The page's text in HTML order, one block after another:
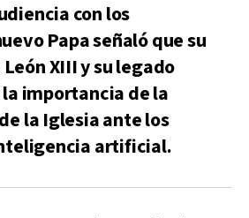
con los
Papa señaló que su
XIII y su legado
importancia de la
la Iglesia ante los
artificial.